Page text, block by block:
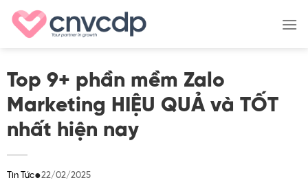
Skip
Top 9+ phần mềm Zalo
Marketing HIỆU QUẢ và TỐT
nhất hiện nay
Tin Tức●22/02/2025